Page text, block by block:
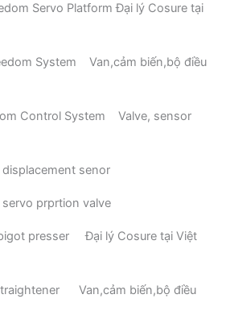
Servo Platform Đại lý Cosure tại
System Van,cảm biến,bộ điều
Control System Valve, sensor
senor
prprtion valve
presser Đại lý Cosure tại Việt
Van,cảm biến,bộ điều